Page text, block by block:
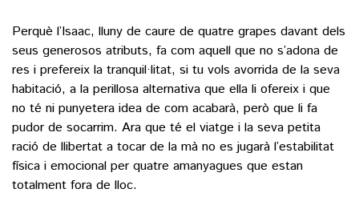
Perquè l’Isaac, lluny de caure de quatre grapes davant dels
seus generosos atributs, fa com aquell que no s’adona de
res i prefereix la tranquil·litat, si tu vols avorrida de la seva
habitació, a la perillosa alternativa que ella li ofereix i que
no té ni punyetera idea de com acabarà, però que li fa
pudor de socarrim. Ara que té el viatge i la seva petita
ració de llibertat a tocar de la mà no es jugarà l’estabilitat
física i emocional per quatre amanyagues que estan
totalment fora de lloc.